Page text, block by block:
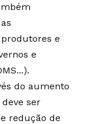
e
e
do aumento
ser
redução de